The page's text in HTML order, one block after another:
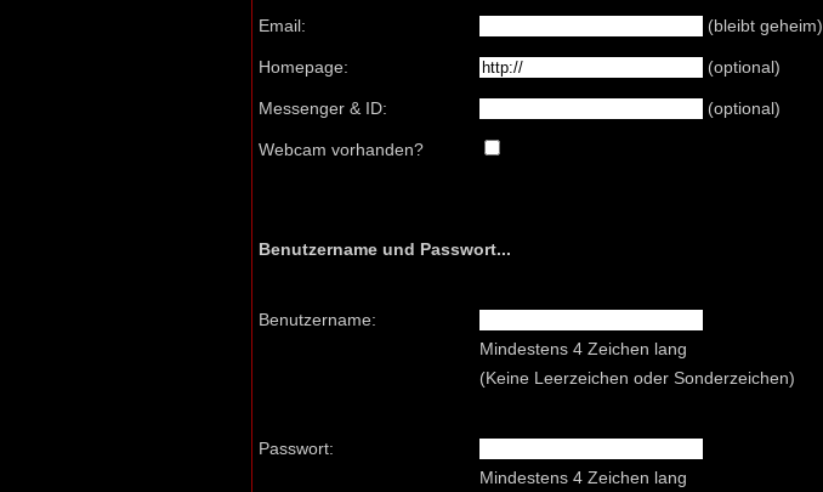
Email: (bleibt geheim)
Homepage: (optional)
Messenger & ID: (optional)
Webcam vorhanden?
Benutzername und Passwort...
Benutzername:
Mindestens 4 Zeichen lang
(Keine Leerzeichen oder Sonderzeichen)
Passwort:
Mindestens 4 Zeichen lang